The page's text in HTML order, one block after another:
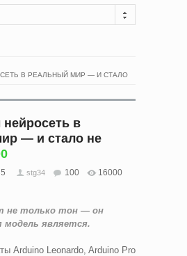
В РЕАЛЬНЫЙ МИР — И СТАЛО
в
— и стало не
stg34 100
16000
не только тон — он
является.
Arduino Leonardo, Arduino Pro